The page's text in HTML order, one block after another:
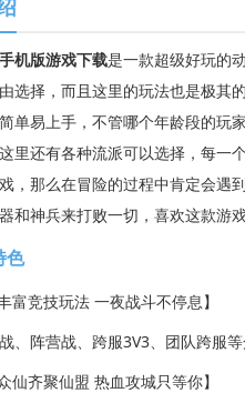
机版游戏下载是一款超级好玩的
选择，而且这里的玩法也是极其
单易上手，不管哪个年龄段的玩
里还有各种流派可以选择，每一
，那么在冒险的过程中肯定会遇
和神兵来打败一切，喜欢这款游
色
竞技玩法 一夜战斗不停息】
阵营战、跨服3V3、团队跨服等
齐聚仙盟 热血攻城只等你】